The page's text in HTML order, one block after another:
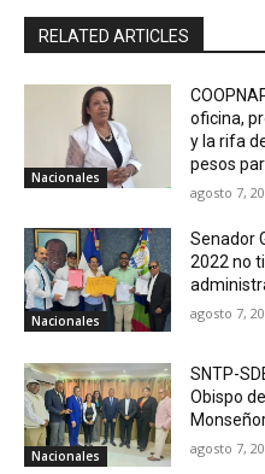
RELATED ARTICLES
Nacionales
oficina,
y la rifa
pesos
agosto 7,
Nacionales
Senador
2022 no
agosto 7,
Nacionales
SNTP-
Obispo
agosto 7,